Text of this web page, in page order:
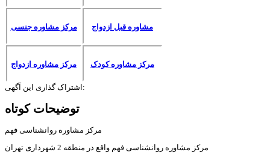
مرکز مشاوره جنسی مشاوره قبل ازدواج
مرکز مشاوره ازدواج مرکز مشاوره کودک
اشتراک گذاری این آگهی:
توضیحات کوتاه
مرکز مشاوره روانشناسی فهم
مرکز مشاوره روانشناسی فهم واقع در منطقه 2 شهرداری تهران